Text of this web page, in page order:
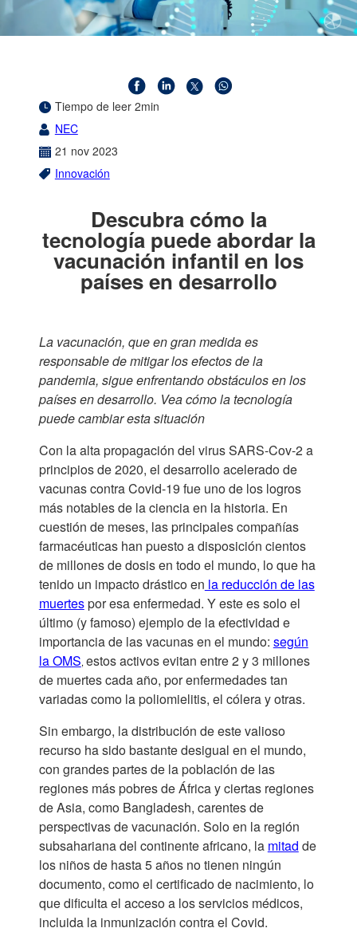
Tiempo de leer 2min
NEC
21 nov 2023
Innovación
Descubra cómo la
tecnología puede abordar la
vacunación infantil en los
países en desarrollo
La vacunación, que en gran medida es
responsable de mitigar los efectos de la
pandemia, sigue enfrentando obstáculos en los
países en desarrollo. Vea cómo la tecnología
puede cambiar esta situación
Con la alta propagación del virus SARS-Cov-2 a
principios de 2020, el desarrollo acelerado de
vacunas contra Covid-19 fue uno de los logros
más notables de la ciencia en la historia. En
cuestión de meses, las principales compañías
farmacéuticas han puesto a disposición cientos
de millones de dosis en todo el mundo, lo que ha
tenido un impacto drástico en la reducción de las
muertespor esa enfermedad. Y este es solo el
último (y famoso) ejemplo de la efectividad e
importancia de las vacunas en el mundo: según
la OMS, estos activos evitan entre 2 y 3 millones
de muertes cada año, por enfermedades tan
variadas como la poliomielitis, el cólera y otras.
Sin embargo, la distribución de este valioso
recurso ha sido bastante desigual en el mundo,
con grandes partes de la población de las
regiones más pobres de África y ciertas regiones
de Asia, como Bangladesh, carentes de
perspectivas de vacunación. Solo en la región
subsahariana del continente africano, la mitad de
los niños de hasta 5 años no tienen ningún
documento, como el certificado de nacimiento, lo
que dificulta el acceso a los servicios médicos,
incluida la inmunización contra el Covid.